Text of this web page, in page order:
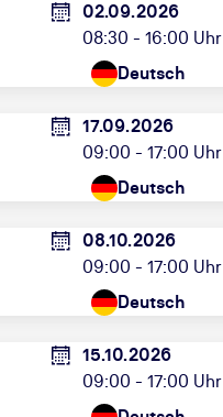
02.09.2026
08:30 - 16:00 Uhr
Deutsch
17.09.2026
09:00 - 17:00 Uhr
Deutsch
08.10.2026
09:00 - 17:00 Uhr
Deutsch
15.10.2026
09:00 - 17:00 Uhr